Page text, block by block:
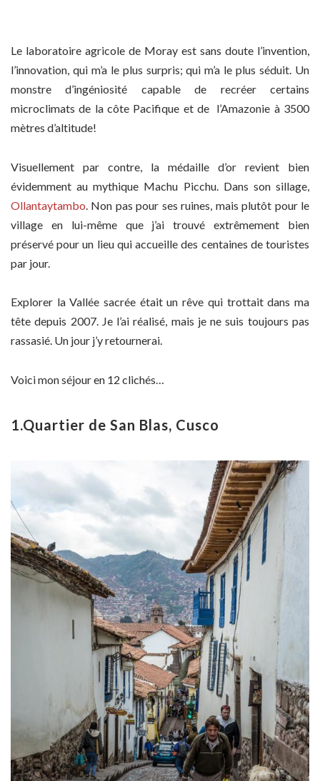
Le laboratoire agricole de Moray est sans doute l’invention,
l’innovation, qui m’a le plus surpris; qui m’a le plus séduit. Un
monstre d’ingéniosité capable de recréer certains
microclimats de la côte Pacifique et de l’Amazonie à 3500
mètres d’altitude!
Visuellement par contre, la médaille d’or revient bien
évidemment au mythique Machu Picchu. Dans son sillage,
Ollantaytambo . Non pas pour ses ruines, mais plutôt pour le
village en lui-même que j’ai trouvé extrêmement bien
préservé pour un lieu qui accueille des centaines de touristes
par jour.
Explorer la Vallée sacrée était un rêve qui trottait dans ma
tête depuis 2007. Je l’ai réalisé, mais je ne suis toujours pas
rassasié. Un jour j’y retournerai.
Voici mon séjour en 12 clichés…
1.Quartier de San Blas, Cusco